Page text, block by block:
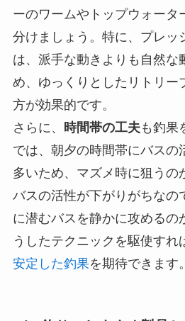
ーのワームやトップウォータ
分けましょう。特に、プレッ
は、派手な動きよりも自然な
め、ゆっくりとしたリトリー
方が効果的です。
さらに、 時間帯の工夫も釣果
では、朝夕の時間帯にバスの
多いため、マズメ時に狙うの
バスの活性が下がりがちなの
に潜むバスを静かに攻めるの
うしたテクニックを駆使すれ
安定した釣果を期待できます。